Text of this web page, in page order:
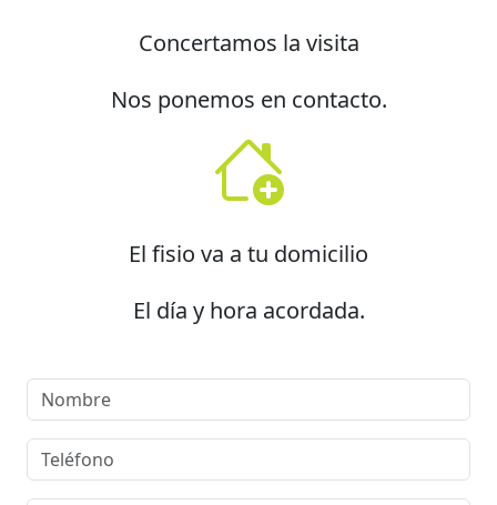
Concertamos la visita
Nos ponemos en contacto.
El fisio va a tu domicilio
El día y hora acordada.